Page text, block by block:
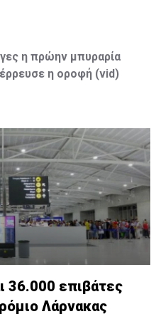
η πρώην μπυραρία
η οροφή (vid )
36.000 επιβάτες
Λάρνακας